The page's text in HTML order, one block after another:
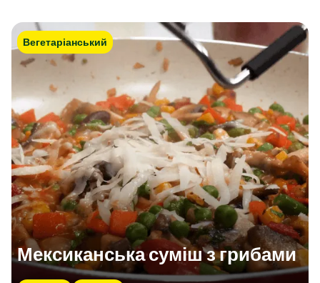
Вегетаріанський
Мексиканська суміш з грибами